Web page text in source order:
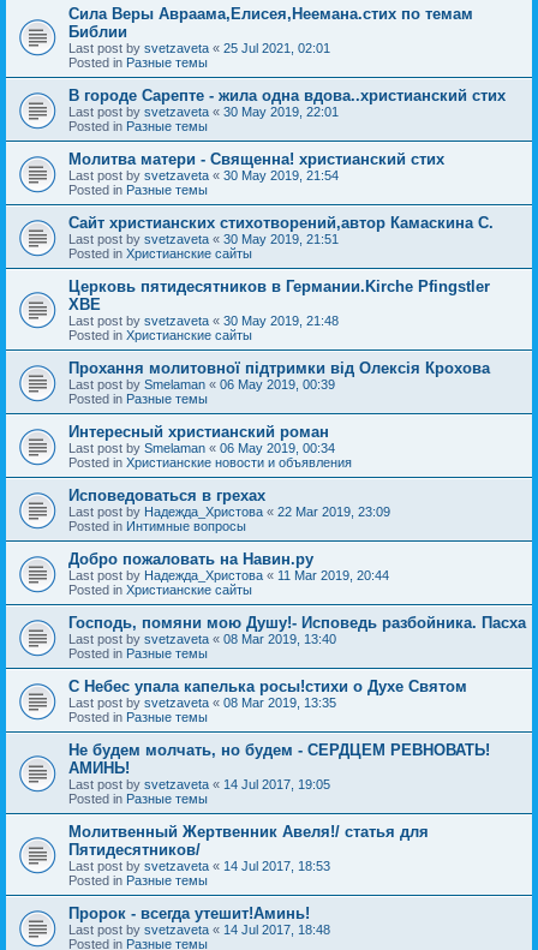
Сила Веры Авраама,Елисея,Неемана.стих по темам
Библии
Last post by svetzaveta « 25 Jul 2021, 02:01
Posted in Разные темы
В городе Сарепте - жила одна вдова..христианский стих
Last post by svetzaveta « 30 May 2019, 22:01
Posted in Разные темы
Молитва матери - Священна! христианский стих
Last post by svetzaveta « 30 May 2019, 21:54
Posted in Разные темы
Сайт христианских стихотворений,автор Камаскина С.
Last post by svetzaveta « 30 May 2019, 21:51
Posted in Христианские сайты
Церковь пятидесятников в Германии.Kirche Pfingstler
ХВЕ
Last post by svetzaveta « 30 May 2019, 21:48
Posted in Христианские сайты
Прохання молитовної підтримки від Олексія Крохова
Last post by Smelaman « 06 May 2019, 00:39
Posted in Разные темы
Интересный христианский роман
Last post by Smelaman « 06 May 2019, 00:34
Posted in Христианские новости и объявления
Исповедоваться в грехах
Last post by Надежда_Христова « 22 Mar 2019, 23:09
Posted in Интимные вопросы
Добро пожаловать на Навин.ру
Last post by Надежда_Христова « 11 Mar 2019, 20:44
Posted in Христианские сайты
Господь, помяни мою Душу!- Исповедь разбойника. Пасха
Last post by svetzaveta « 08 Mar 2019, 13:40
Posted in Разные темы
C Небес упала капелька росы!стихи о Духе Святом
Last post by svetzaveta « 08 Mar 2019, 13:35
Posted in Разные темы
Не будем молчать, но будем - СЕРДЦЕМ РЕВНОВАТЬ!
АМИНЬ!
Last post by svetzaveta « 14 Jul 2017, 19:05
Posted in Разные темы
Молитвенный Жертвенник Авеля!/ статья для
Пятидесятников/
Last post by svetzaveta « 14 Jul 2017, 18:53
Posted in Разные темы
Пророк - всегда утешит!Аминь!
Last post by svetzaveta « 14 Jul 2017, 18:48
Posted in Разные темы